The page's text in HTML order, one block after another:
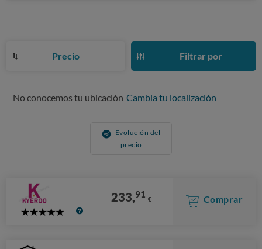
Precio Filtrar por
No conocemos tu ubicación Cambia tu localización
Evolución del
precio
5
233,91 € Comprar